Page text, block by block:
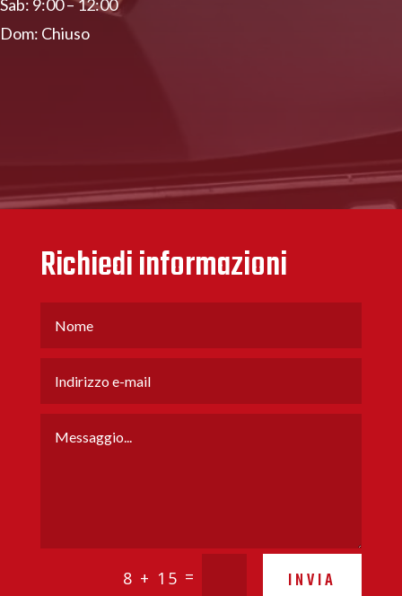
Sab: 9:00 – 12:00
Dom: Chiuso
Richiedi informazioni
8 + 15 = INVIA